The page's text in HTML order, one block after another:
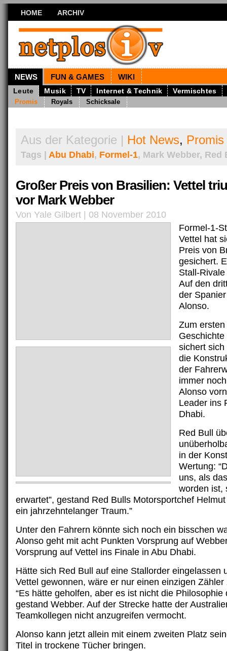
HOME ARCHIV
NEWS FUN & GAMES WIKI
Leute Musik TV Internet & Technik Vermischtes
Promis Royals Schicksale
Aus der Kategorie | Hot News, Promis
Tags | Abu Dhabi, Formel-1, Mark Webber, Red
Großer Preis von Brasilien: Vettel
vor Mark Webber
Von Yale Gilbert | 08 November 2010
Formel-1-
Vettel hat
Preis von
gesichert.
Stall-
Auf den
der
Alonso.
Zum
sichert
die
der
immer
Alonso
Leader ins
Dhabi.
Red Bull
in der
Wertung:
uns, als
worden ist,
erwartet”, gestand Red Bulls Motorsportchef
ein jahrzehntelanger Traum.”
Unter den Fahrern könnte sich noch ein bisschen
Alonso geht mit acht Punkten Vorsprung auf
Vorsprung auf Vettel ins Finale in Abu Dhabi.
Hätte sich Red Bull auf eine Stallorder eingelassen
Vettel gewonnen, wäre er nur einen einzigen
“Es hätte geholfen, aber es ist nicht die Philosophie
gestand Webber. Auf der Strecke hatte der
Teamkollegen nicht anzugreifen vermocht.
Alonso kann jetzt allein mit einem zweiten Platz
Titel in trockene Tücher bringen.